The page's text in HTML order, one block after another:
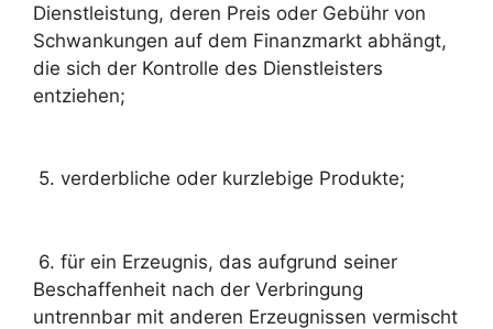
Dienstleistung, deren Preis oder Gebühr von
Schwankungen auf dem Finanzmarkt abhängt,
die sich der Kontrolle des Dienstleisters
entziehen;
5. verderbliche oder kurzlebige Produkte;
6. für ein Erzeugnis, das aufgrund seiner
Beschaffenheit nach der Verbringung
untrennbar mit anderen Erzeugnissen vermischt